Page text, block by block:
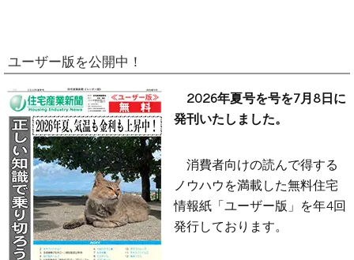
ユーザー版を公開中！
2026年夏号を号を7月8日に
発刊いたしました。
消費者向けの読んで得する
ノウハウを満載した無料住宅
情報紙「ユーザー版」を年4回
発行しております。